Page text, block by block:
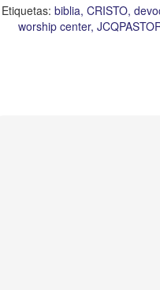
Etiquetas: biblia CRISTO
worship center